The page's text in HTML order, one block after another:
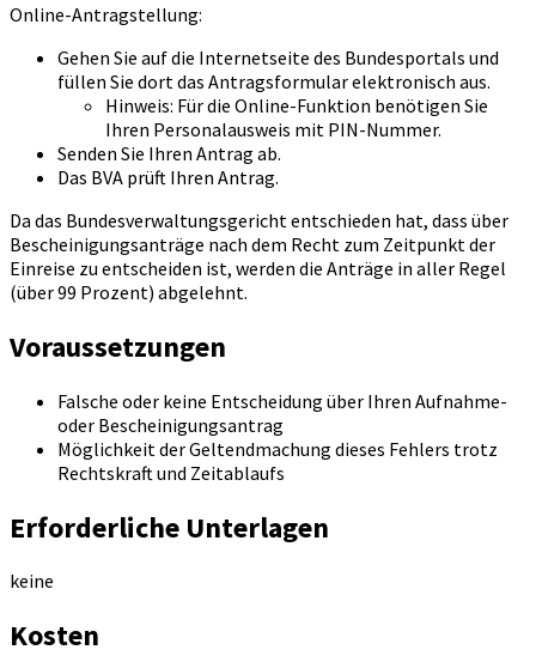
Online-Antragstellung:
Gehen Sie auf die Internetseite des Bundesportals und
füllen Sie dort das Antragsformular elektronisch aus.
Hinweis: Für die Online-Funktion benötigen Sie
Ihren Personalausweis mit PIN-Nummer.
Senden Sie Ihren Antrag ab.
Das BVA prüft Ihren Antrag.
Da das Bundesverwaltungsgericht entschieden hat, dass über
Bescheinigungsanträge nach dem Recht zum Zeitpunkt der
Einreise zu entscheiden ist, werden die Anträge in aller Regel
(über 99 Prozent) abgelehnt.
Voraussetzungen
Falsche oder keine Entscheidung über Ihren Aufnahme-
oder Bescheinigungsantrag
Möglichkeit der Geltendmachung dieses Fehlers trotz
Rechtskraft und Zeitablaufs
Erforderliche Unterlagen
keine
Kosten